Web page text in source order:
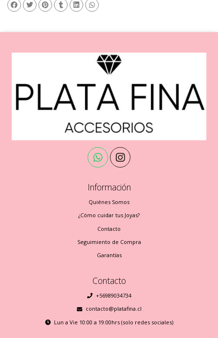
Información
Quiénes Somos
¿Cómo cuidar tus Joyas?
Contacto
Seguimiento de Compra
Garantías
Contacto
+56989034734
contacto@platafina.cl
Lun a Vie 10:00 a 19:00hrs (solo redes sociales)